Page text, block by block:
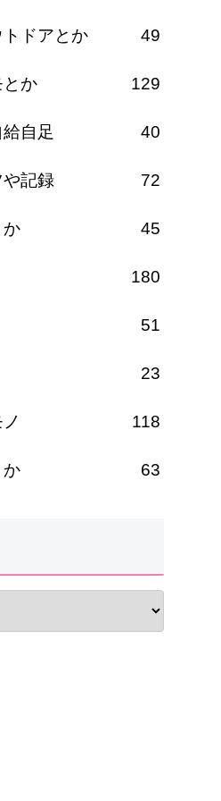
ドアとか 49
とか 129
自足 40
記録 72
か 45
180
51
23
118
か 63